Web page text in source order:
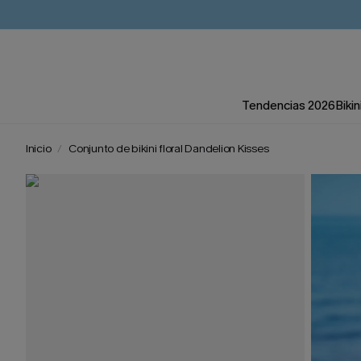
Tendencias 2026
Inicio Conjunto de bikini floral Dandelion Kisses